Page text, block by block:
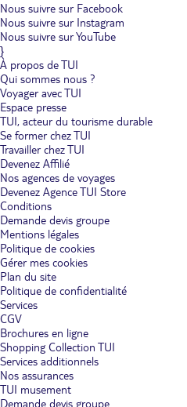
Nous suivre sur Facebook
Nous suivre sur Instagram
Nous suivre sur YouTube
}
À propos de TUI
Qui sommes nous ?
Voyager avec TUI
Espace presse
TUI, acteur du tourisme durable
Se former chez TUI
Travailler chez TUI
Devenez Affilié
Nos agences de voyages
Devenez Agence TUI Store
Conditions
Demande devis groupe
Mentions légales
Politique de cookies
Gérer mes cookies
Plan du site
Politique de confidentialité
Services
CGV
Brochures en ligne
Shopping Collection TUI
Services additionnels
Nos assurances
TUI musement
Demande devis groupe